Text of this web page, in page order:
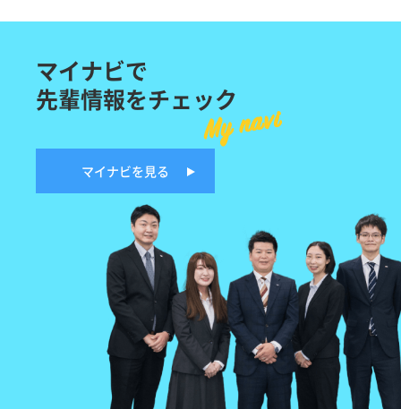
マイナビで
先輩情報をチェック
My navi
マイナビを見る